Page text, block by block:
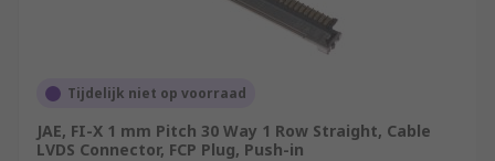
Tijdelijk niet op voorraad
JAE, FI-X 1 mm Pitch 30 Way 1 Row Straight, Cable
LVDS Connector, FCP Plug, Push-in